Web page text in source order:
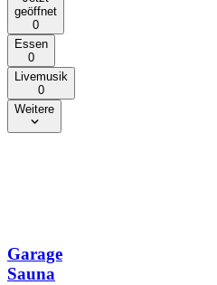
geöffnet
0
Essen
0
Livemusik
0
Weitere
Garage
Sauna